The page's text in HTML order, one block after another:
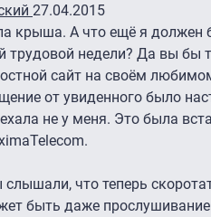
27.04.2015
крыша. А что ещё я должен
трудовой недели? Да вы бы
сайт на своём
от увиденного было
не у меня. Это была
что теперь
быть даже